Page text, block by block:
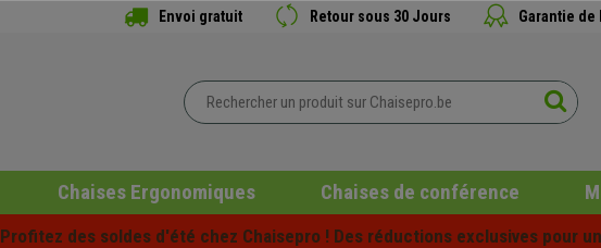
Envoi gratuit Retour sous 30 Jours Garantie de
Chaises Ergonomiques Chaises de conférence
Profitez des soldes d'été chez Chaisepro ! Des réductions exclusives pour